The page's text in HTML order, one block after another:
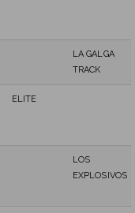
LA GALGA
TRACK
ELITE
LOS
EXPLOSIVOS